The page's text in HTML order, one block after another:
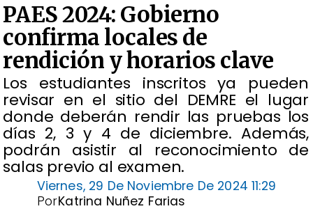
PAES 2024: Gobierno
confirma locales de
rendición y horarios clave
​Los estudiantes inscritos ya pueden
revisar en el sitio del DEMRE el lugar
donde deberán rendir las pruebas los
días 2, 3 y 4 de diciembre. Además,
podrán asistir al reconocimiento de
salas previo al examen.
Viernes, 29 De Noviembre De 2024 11:29
Katrina Nuñez Farias
Por